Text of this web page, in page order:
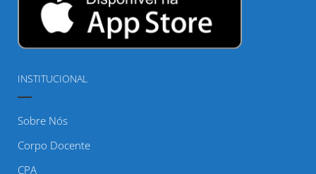
INSTITUCIONAL
Sobre Nós
Corpo Docente
CPA